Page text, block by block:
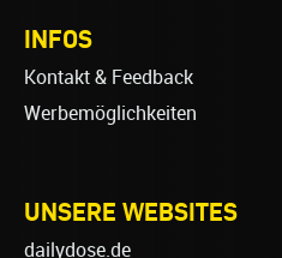
INFOS
Kontakt & Feedback
Werbemöglichkeiten
UNSERE WEBSITES
dailydose.de